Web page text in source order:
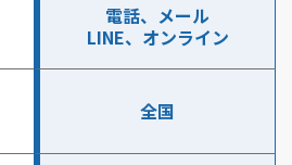
電話、メール
LINE、オンライン
全国